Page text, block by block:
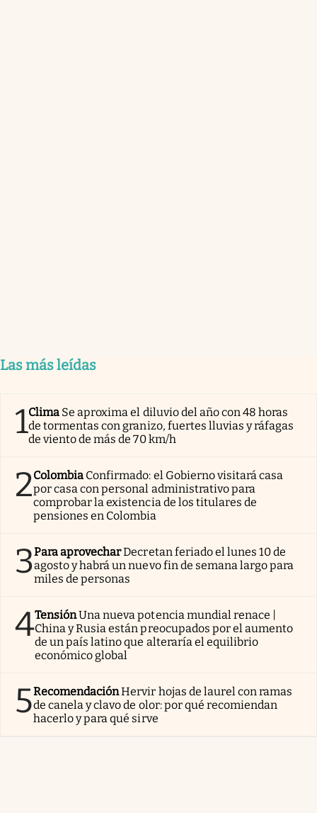
Las más leídas
1Clima Se aproxima el diluvio del año con 48 horas
de tormentas con granizo, fuertes lluvias y ráfagas
de viento de más de 70 km/h
2Colombia Confirmado: el Gobierno visitará casa
por casa con personal administrativo para
comprobar la existencia de los titulares de
pensiones en Colombia
3Para aprovecharDecretan feriado el lunes 10 de
agosto y habrá un nuevo fin de semana largo para
miles de personas
4TensiónUna nueva potencia mundial renace |
China y Rusia están preocupados por el aumento
de un país latino que alteraría el equilibrio
económico global
5RecomendaciónHervir hojas de laurel con ramas
de canela y clavo de olor: por qué recomiendan
hacerlo y para qué sirve